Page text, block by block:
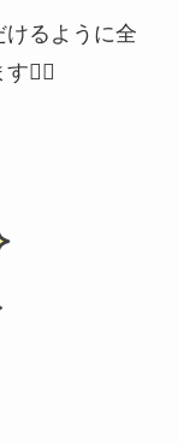
るように全
✊🏻